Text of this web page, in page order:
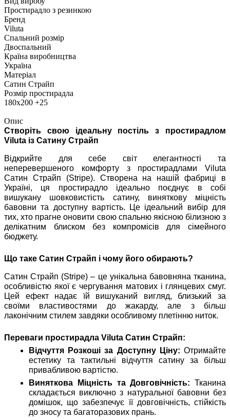
Простирадло з резинкою
Бренд
Viluta
Спальний розмір
Двоспальний
Країна виробництва
Україна
Матеріал
Сатин Страйп
Розмір простирадла
180х200 +25
Опис
Створіть свою ідеальну постіль з простирадлом
Viluta із Сатину Страйп
Відкрийте для себе світ елегантності та
неперевершеного комфорту з простирадлами Viluta
Сатин Страйп (Stripe). Створена на нашій фабриці в
Україні, ця простирадло ідеально поєднує в собі
вишукану шовковистість сатину, виняткову міцність
бавовни та доступну вартість. Це ідеальний вибір для
тих, хто прагне оновити свою спальню якісною білизною з
делікатним блиском без компромісів для сімейного
бюджету.
Що таке Сатин Страйп і чому його обирають?
Сатин Страйп (Stripe) – це унікальна бавовняна тканина,
особливістю якої є чергування матових і глянцевих смуг.
Цей ефект надає їй вишуканий вигляд, близький за
своїми властивостями до жакарду, але з більш
лаконічним стилем завдяки особливому плетінню ниток.
Переваги простирадла Viluta Сатин Страйп:
Відчуття Розкоші за Доступну Ціну: Отримайте
естетику та тактильні відчуття сатину за більш
привабливою вартістю.
Виняткова Міцність та Довговічність: Тканина
складається виключно з натуральної бавовни без
домішок, що забезпечує її довговічність, стійкість
до зносу та багаторазових прань.